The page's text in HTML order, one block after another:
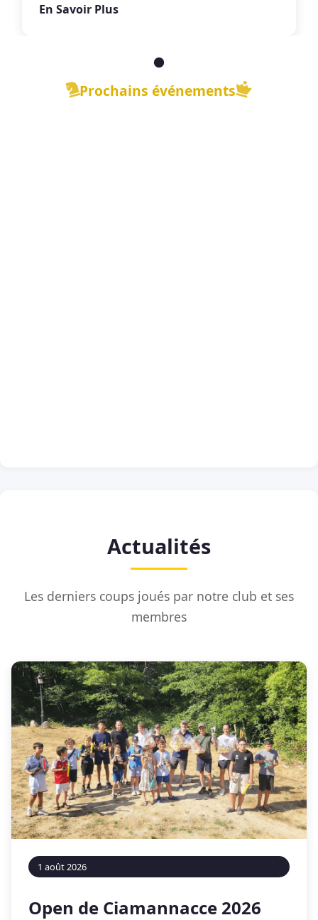
de jeu libre dans une ambiance conviviale.
En Savoir Plus
Prochains événements
Actualités
Les derniers coups joués par notre club et ses
membres
1 août 2026
Open de Ciamannacce 2026